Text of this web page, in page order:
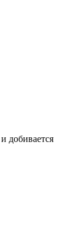
добивается